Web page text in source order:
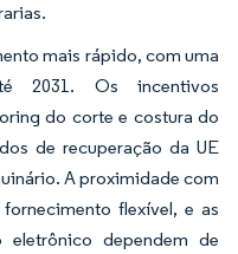
mais rápido, com uma
2031. Os incentivos
do corte e costura do
de recuperação da UE
A proximidade com
flexível, e as
eletrônico dependem de